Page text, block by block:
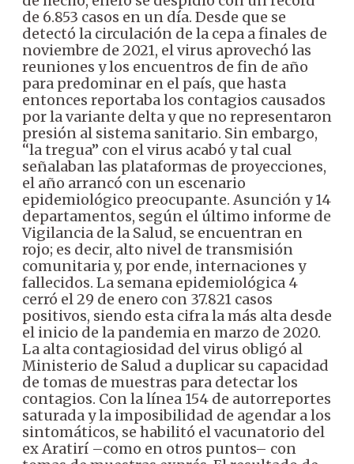
de 6.853 casos en un día. Desde que se
detectó la circulación de la cepa a finales de
noviembre de 2021, el virus aprovechó las
reuniones y los encuentros de fin de año
para predominar en el país, que hasta
entonces reportaba los contagios causados
por la variante delta y que no representaron
presión al sistema sanitario. Sin embargo,
‘‘la tregua’’ con el virus acabó y tal cual
señalaban las plataformas de proyecciones,
el año arrancó con un escenario
epidemiológico preocupante. Asunción y 14
departamentos, según el último informe de
Vigilancia de la Salud, se encuentran en
rojo; es decir, alto nivel de transmisión
comunitaria y, por ende, internaciones y
fallecidos. La semana epidemiológica 4
cerró el 29 de enero con 37.821 casos
positivos, siendo esta cifra la más alta desde
el inicio de la pandemia en marzo de 2020.
La alta contagiosidad del virus obligó al
Ministerio de Salud a duplicar su capacidad
de tomas de muestras para detectar los
contagios. Con la línea 154 de autorreportes
saturada y la imposibilidad de agendar a los
sintomáticos, se habilitó el vacunatorio del
ex Aratirí –como en otros puntos– con